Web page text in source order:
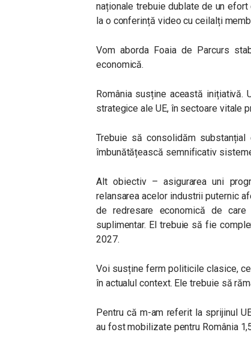
naționale trebuie dublate de un
la o conferință video cu ceilalți
Vom aborda Foaia de Parcurs
economică.
România susține această inițiativă.
strategice ale UE, în sectoare vitale
Trebuie să consolidăm
îmbunătățească semnificativ
Alt obiectiv – asigurarea uni
relansarea acelor industrii puternic
de redresare economică de
suplimentar. El trebuie să fie
2027.
Voi susține ferm politicile clasice,
în actualul context. Ele trebuie să
Pentru că m-am referit la sprijinul
au fost mobilizate pentru România